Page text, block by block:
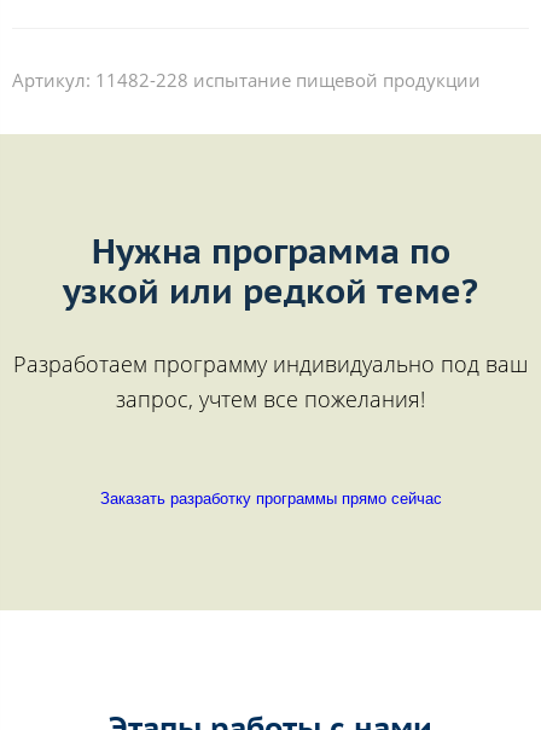
Артикул: 11482-228 испытание пищевой продукции
Нужна программа по
узкой или редкой теме?
Разработаем программу индивидуально под ваш
запрос, учтем все пожелания!
Заказать разработку программы прямо сейчас